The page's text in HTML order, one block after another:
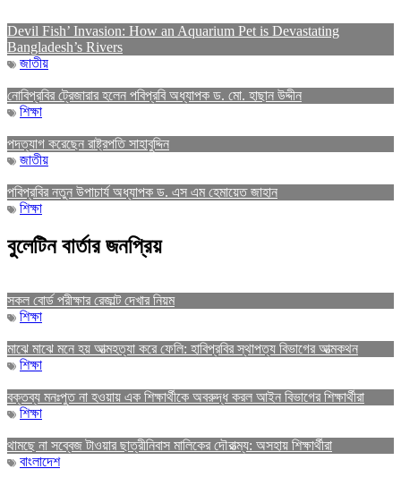
Devil Fish’ Invasion: How an Aquarium Pet is Devastating
Bangladesh’s Rivers
জাতীয়
নোবিপ্রবির ট্রেজারার হলেন পবিপ্রবি অধ্যাপক ড. মো. হাছান উদ্দীন
শিক্ষা
পদত্যাগ করেছেন রাষ্ট্রপতি সাহাবুদ্দিন
জাতীয়
পবিপ্রবির নতুন উপাচার্য অধ্যাপক ড. এস এম হেমায়েত জাহান
শিক্ষা
বুলেটিন বার্তার জনপ্রিয়
সকল বোর্ড পরীক্ষার রেজাল্ট দেখার নিয়ম
শিক্ষা
মাঝে মাঝে মনে হয় আত্মহত্যা করে ফেলি: হাবিপ্রবির স্থাপত্য বিভাগের আত্মকথন
শিক্ষা
বক্তব্য মনঃপুত না হওয়ায় এক শিক্ষার্থীকে অবরুদ্ধ করল আইন বিভাগের শিক্ষার্থীরা
শিক্ষা
থামছে না সব্বেজ টাওয়ার ছাত্রীনিবাস মালিকের দৌরাত্ম্য: অসহায় শিক্ষার্থীরা
বাংলাদেশ